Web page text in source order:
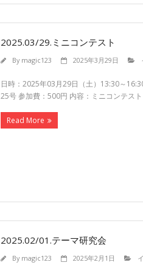
2025.03/29.ミニコンテスト
By magic123 2025年3月29日
日時：2025年03月29日（土）13:30～
25号 参加費：500円 内容：ミニコンテス
Read More
2025.02/01.テーマ研究会
By magic123 2025年2月1日